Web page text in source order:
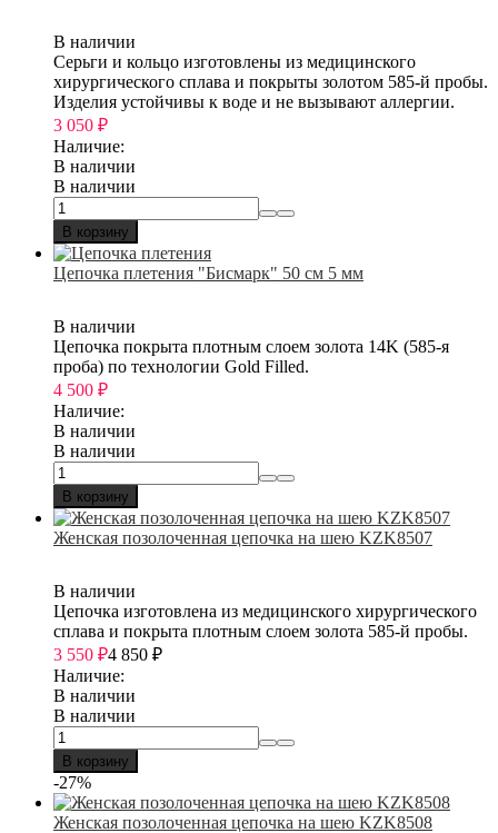
В наличии
Серьги и кольцо изготовлены из медицинского
хирургического сплава и покрыты золотом 585-й пробы.
Изделия устойчивы к воде и не вызывают аллергии.
3 050 ₽
Наличие:
В наличии
В наличии
В корзину
Цепочка плетения "Бисмарк" 50 см 5 мм
В наличии
Цепочка покрыта плотным слоем золота 14K (585-я
проба) по технологии Gold Filled.
4 500 ₽
Наличие:
В наличии
В наличии
В корзину
Женская позолоченная цепочка на шею KZK8507
В наличии
Цепочка изготовлена из медицинского хирургического
сплава и покрыта плотным слоем золота 585-й пробы.
3 550 ₽4 850 ₽
Наличие:
В наличии
В наличии
В корзину
-27%
Женская позолоченная цепочка на шею KZK8508